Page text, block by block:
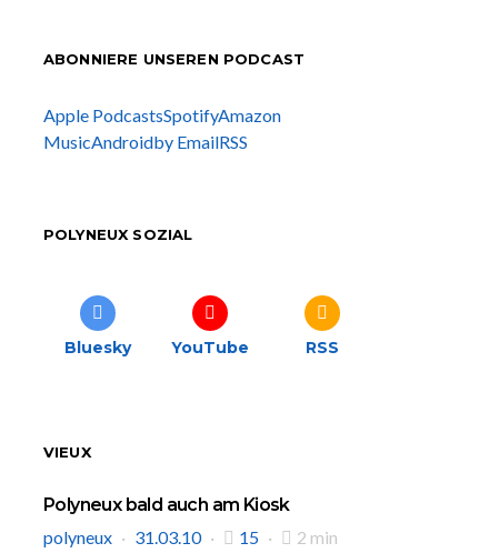
ABONNIERE UNSEREN PODCAST
Apple PodcastsSpotifyAmazon
MusicAndroidby EmailRSS
POLYNEUX SOZIAL
Bluesky YouTube RSS
VIEUX
Polyneux bald auch am Kiosk
polyneux
31.03.10 15 2 min